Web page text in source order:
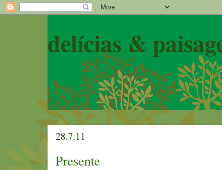
delícias &
28.7.11
Presente